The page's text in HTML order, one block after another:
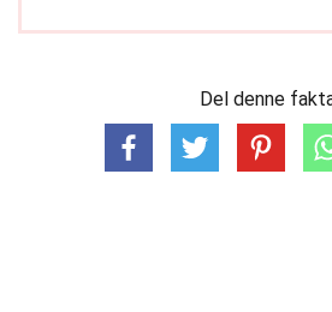
Del denne